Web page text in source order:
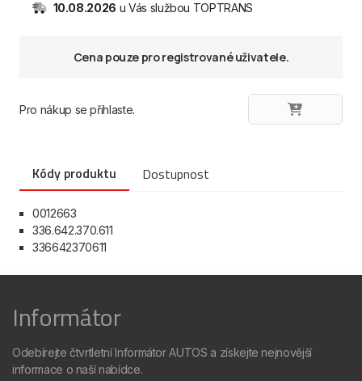
10.08.2026 u Vás službou TOPTRANS
Cena pouze pro registrované uživatele.
Pro nákup se přihlaste.
Kódy produktu Dostupnost
0012663
336.642.370.611
336642370611
Informátor
Odebírejte čtvrtletní Informátor AUTOS a získejte nejnovější
informace o naší nabídce.